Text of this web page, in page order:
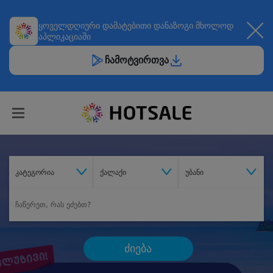
ყოველდღიური დამატებითი დანაზოგი მხოლოდ
აპლიკაციაში
ჩამოტვირთვა
კატეგორია ქალაქი უბანი
ძიება